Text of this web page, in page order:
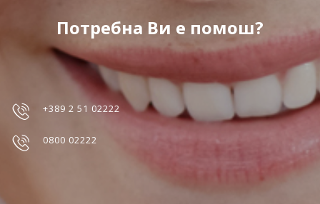
Потребна Ви е помош?
+389 2 51 02222
0800 02222